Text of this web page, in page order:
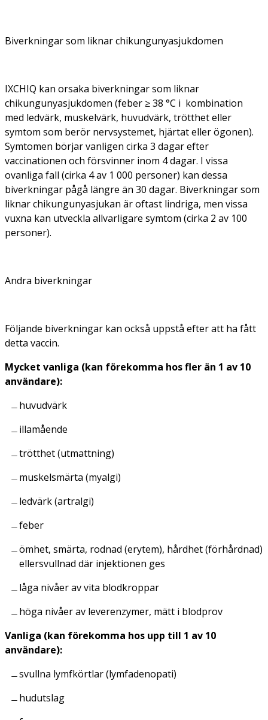
Biverkningar som liknar chikungunyasjukdomen
IXCHIQ kan orsaka biverkningar som liknar
chikungunyasjukdomen (feber ≥ 38 °C i kombination
med ledvärk, muskelvärk, huvudvärk, trötthet eller
symtom som berör nervsystemet, hjärtat eller ögonen).
Symtomen börjar vanligen cirka 3 dagar efter
vaccinationen och försvinner inom 4 dagar. I vissa
ovanliga fall (cirka 4 av 1 000 personer) kan dessa
biverkningar pågå längre än 30 dagar. Biverkningar som
liknar chikungunyasjukan är oftast lindriga, men vissa
vuxna kan utveckla allvarligare symtom (cirka 2 av 100
personer).
Andra biverkningar
Följande biverkningar kan också uppstå efter att ha fått
detta vaccin.
Mycket vanliga (kan förekomma hos fler än 1 av 10
användare):
huvudvärk
illamående
trötthet (utmattning)
muskelsmärta (myalgi)
ledvärk (artralgi)
feber
ömhet, smärta, rodnad (erytem), hårdhet (förhårdnad)
ellersvullnad där injektionen ges
låga nivåer av vita blodkroppar
höga nivåer av leverenzymer, mätt i blodprov
Vanliga (kan förekomma hos upp till 1 av 10
användare):
svullna lymfkörtlar (lymfadenopati)
hudutslag